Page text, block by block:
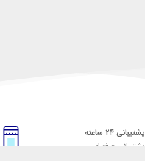
پشتیبانی ۲۴ ساعته
پشتیبانی حرفه ای